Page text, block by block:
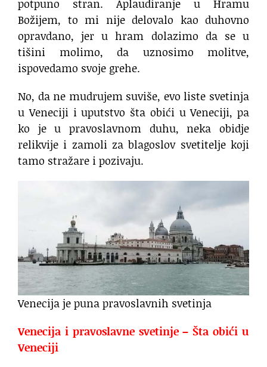
potpuno stran. Aplaudiranje u Hramu
Božijem, to mi nije delovalo kao duhovno
opravdano, jer u hram dolazimo da se u
tišini molimo, da uznosimo molitve,
ispovedamo svoje grehe.
No, da ne mudrujem suviše, evo liste svetinja
u Veneciji i uputstvo šta obići u Veneciji, pa
ko je u pravoslavnom duhu, neka obidje
relikvije i zamoli za blagoslov svetitelje koji
tamo stražare i pozivaju.
Venecija je puna pravoslavnih svetinja
Venecija i pravoslavne svetinje – Šta obići u
Veneciji